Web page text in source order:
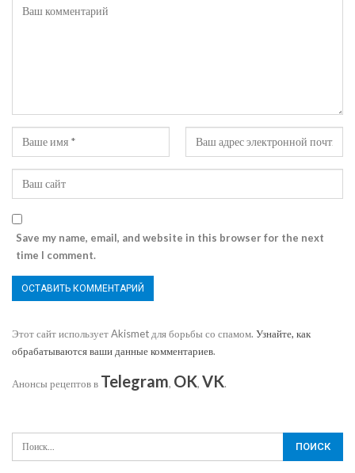
Save my name, email, and website in this browser for the next
time I comment.
Этот сайт использует Akismet для борьбы со спамом. Узнайте, как
обрабатываются ваши данные комментариев.
Анонсы рецептов в Telegram, OK, VK.